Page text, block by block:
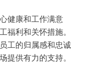
健康和工作满意
福利和关怀措施。
工的归属感和忠诚
提供有力的支持。